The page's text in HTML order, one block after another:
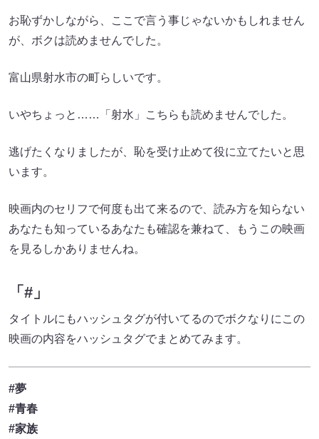
お恥ずかしながら、ここで言う事じゃないかもしれません
が、ボクは読めませんでした。
富山県射水市の町らしいです。
いやちょっと……「射水」こちらも読めませんでした。
逃げたくなりましたが、恥を受け止めて役に立てたいと思
います。
映画内のセリフで何度も出て来るので、読み方を知らない
あなたも知っているあなたも確認を兼ねて、もうこの映画
を見るしかありませんね。
「#」
タイトルにもハッシュタグが付いてるのでボクなりにこの
映画の内容をハッシュタグでまとめてみます。
#夢
#青春
#家族